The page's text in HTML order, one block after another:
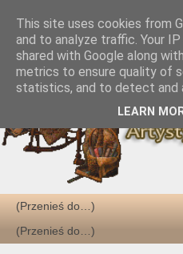
This site uses cookies from
and to analyze traffic. Your
shared with Google along
metrics to ensure quality of
statistics, and to detect and
LEARN